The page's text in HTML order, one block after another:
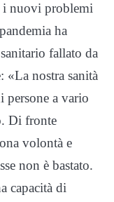
i nuovi problemi
ha
fallato da
«La nostra sanità
persone a vario
Di fronte
volontà e
non è bastato.
capacità di